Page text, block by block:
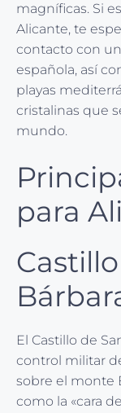
magníficas. Si
Alicante, te
contacto con
española, así
playas
cristalinas que
mundo.
para
El Castillo de
control militar
sobre el monte
como la «cara